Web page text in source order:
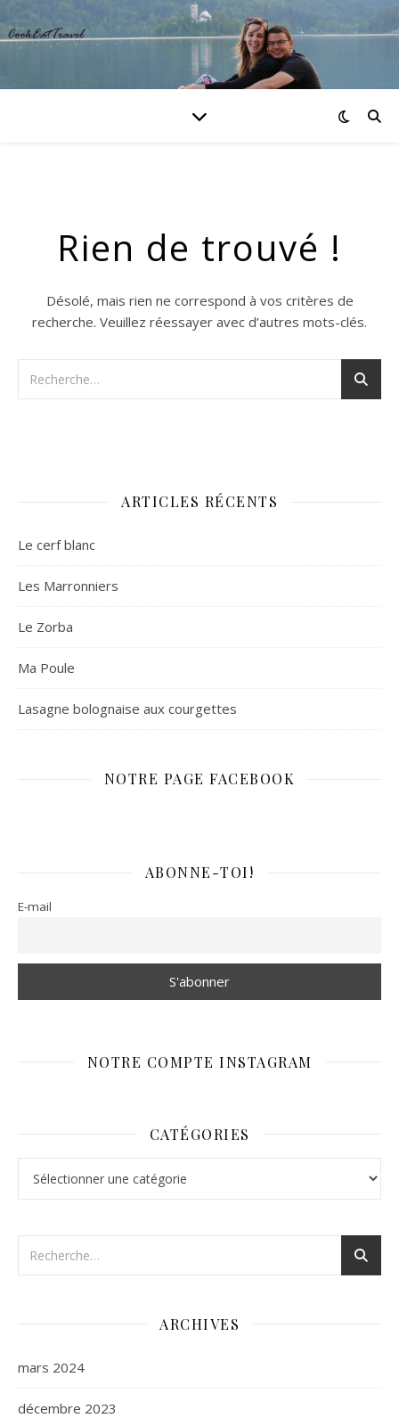
Rien de trouvé !
Désolé, mais rien ne correspond à vos critères de
recherche. Veuillez réessayer avec d’autres mots-clés.
ARTICLES RÉCENTS
Le cerf blanc
Les Marronniers
Le Zorba
Ma Poule
Lasagne bolognaise aux courgettes
NOTRE PAGE FACEBOOK
ABONNE-TOI!
E-mail
NOTRE COMPTE INSTAGRAM
CATÉGORIES
ARCHIVES
mars 2024
décembre 2023